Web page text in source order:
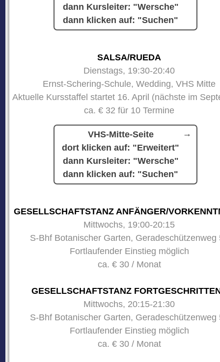
dann Kursleiter: "Wersche"
dann klicken auf: "Suchen"
SALSA/RUEDA
Dienstags, 19:30-20:40
Ernst-Schering-Schule, Wedding, VHS Mitte
Aktuelle Kursstaffel startet 16. April (nächste im
ca. € 32 für 10 Termine
VHS-Mitte-Seite
dort klicken auf: "Erweitert"
dann Kursleiter: "Wersche"
dann klicken auf: "Suchen"
GESELLSCHAFTSTANZ ANFÄNGER/
Mittwochs, 19:00-20:15
S-Bhf Botanischer Garten, Geradeschützenweg
Fortlaufender Einstieg möglich
ca. € 30 / Monat
GESELLSCHAFTSTANZ
Mittwochs, 20:15-21:30
S-Bhf Botanischer Garten, Geradeschützenweg
Fortlaufender Einstieg möglich
ca. € 30 / Monat